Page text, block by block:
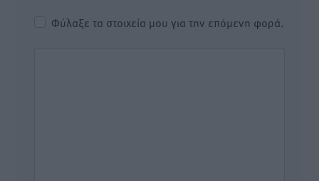
Φύλαξε τα στοιχεία μου για την επόμενη φορά.